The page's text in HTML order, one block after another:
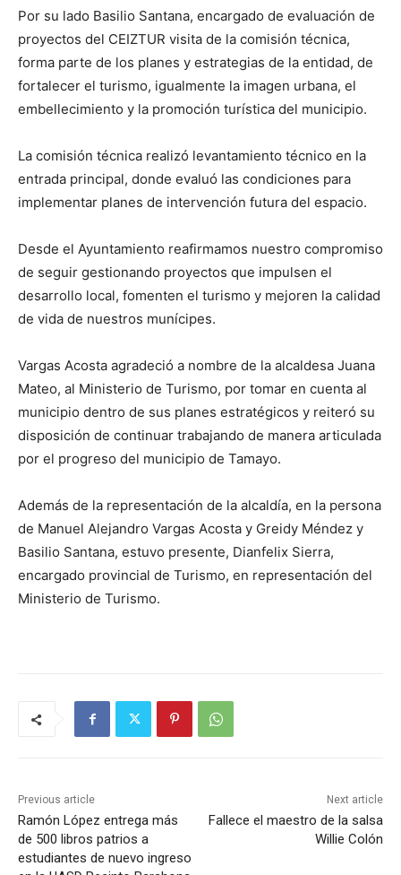
Por su lado Basilio Santana, encargado de evaluación de
proyectos del CEIZTUR visita de la comisión técnica,
forma parte de los planes y estrategias de la entidad, de
fortalecer el turismo, igualmente la imagen urbana, el
embellecimiento y la promoción turística del municipio.
La comisión técnica realizó levantamiento técnico en la
entrada principal, donde evaluó las condiciones para
implementar planes de intervención futura del espacio.
Desde el Ayuntamiento reafirmamos nuestro compromiso
de seguir gestionando proyectos que impulsen el
desarrollo local, fomenten el turismo y mejoren la calidad
de vida de nuestros munícipes.
Vargas Acosta agradeció a nombre de la alcaldesa Juana
Mateo, al Ministerio de Turismo, por tomar en cuenta al
municipio dentro de sus planes estratégicos y reiteró su
disposición de continuar trabajando de manera articulada
por el progreso del municipio de Tamayo.
Además de la representación de la alcaldía, en la persona
de Manuel Alejandro Vargas Acosta y Greidy Méndez y
Basilio Santana, estuvo presente, Dianfelix Sierra,
encargado provincial de Turismo, en representación del
Ministerio de Turismo.
Previous article
Ramón López entrega más
de 500 libros patrios a
estudiantes de nuevo ingreso
Next article
Fallece el maestro de la salsa
Willie Colón